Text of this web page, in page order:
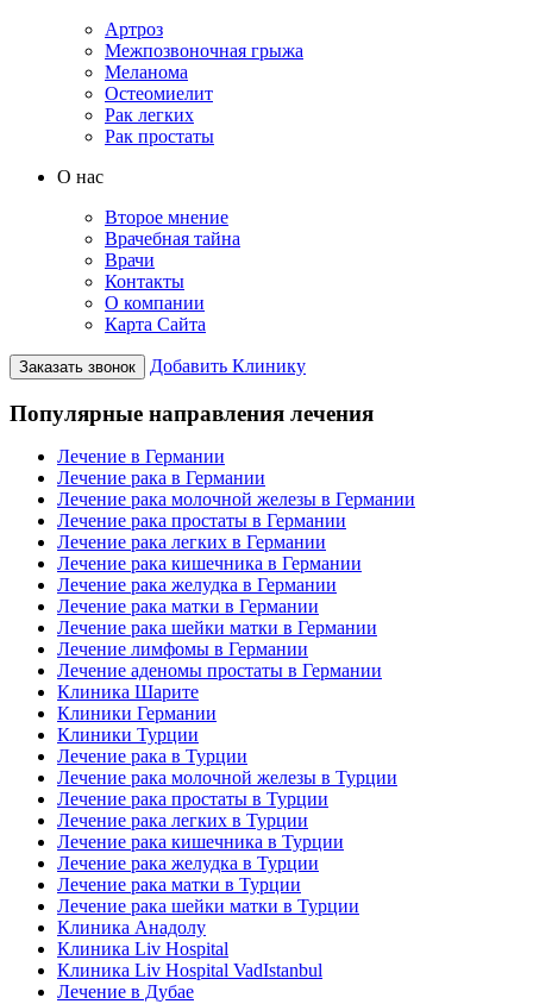
Артроз
Межпозвоночная грыжа
Меланома
Остеомиелит
Рак легких
Рак простаты
О нас
Второе мнение
Врачебная тайна
Врачи
Контакты
О компании
Карта Сайта
Заказать звонок Добавить Клинику
Популярные направления лечения
Лечение в Германии
Лечение рака в Германии
Лечение рака молочной железы в Германии
Лечение рака простаты в Германии
Лечение рака легких в Германии
Лечение рака кишечника в Германии
Лечение рака желудка в Германии
Лечение рака матки в Германии
Лечение рака шейки матки в Германии
Лечение лимфомы в Германии
Лечение аденомы простаты в Германии
Клиника Шарите
Клиники Германии
Клиники Турции
Лечение рака в Турции
Лечение рака молочной железы в Турции
Лечение рака простаты в Турции
Лечение рака легких в Турции
Лечение рака кишечника в Турции
Лечение рака желудка в Турции
Лечение рака матки в Турции
Лечение рака шейки матки в Турции
Клиника Анадолу
Клиника Liv Hospital
Клиника Liv Hospital VadIstanbul
Лечение в Дубае